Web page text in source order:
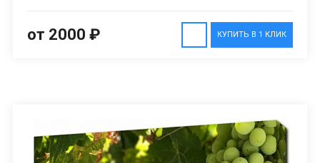
КУПИТЬ В 1 КЛИК
от 2000 ₽